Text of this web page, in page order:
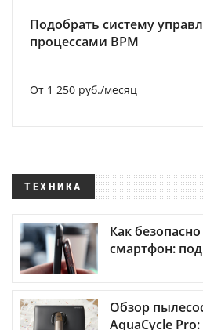
Подобрать систему
процессами BPM
От 1 250 руб./месяц
ТЕХНИКА
Как
смартфон:
Обзор
AquaCycle